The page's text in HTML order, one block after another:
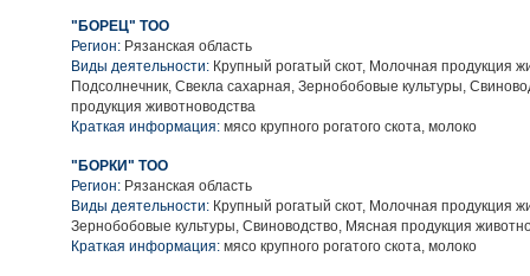
"БОРЕЦ" ТОО
Регион: Рязанская область
Виды деятельности: Крупный рогатый скот, Молочная продукция
Подсолнечник, Свекла сахарная, Зернобобовые культуры,
продукция животноводства
Краткая информация: мясо крупного рогатого скота, молоко
"БОРКИ" ТОО
Регион: Рязанская область
Виды деятельности: Крупный рогатый скот, Молочная продукция
Зернобобовые культуры, Свиноводство, Мясная продукция
Краткая информация: мясо крупного рогатого скота, молоко